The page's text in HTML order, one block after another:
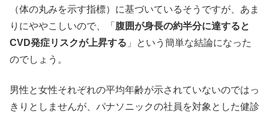
（体の丸みを示す指標）に基づいているそうですが、あま
りにややこしいので、「 腹囲が身長の約半分に達すると
CVD発症リスクが上昇する 」という簡単な結論になった
のでしょう。
男性と女性それぞれの平均年齢が示されていないのではっ
きりとしませんが、パナソニックの社員を対象とした健診